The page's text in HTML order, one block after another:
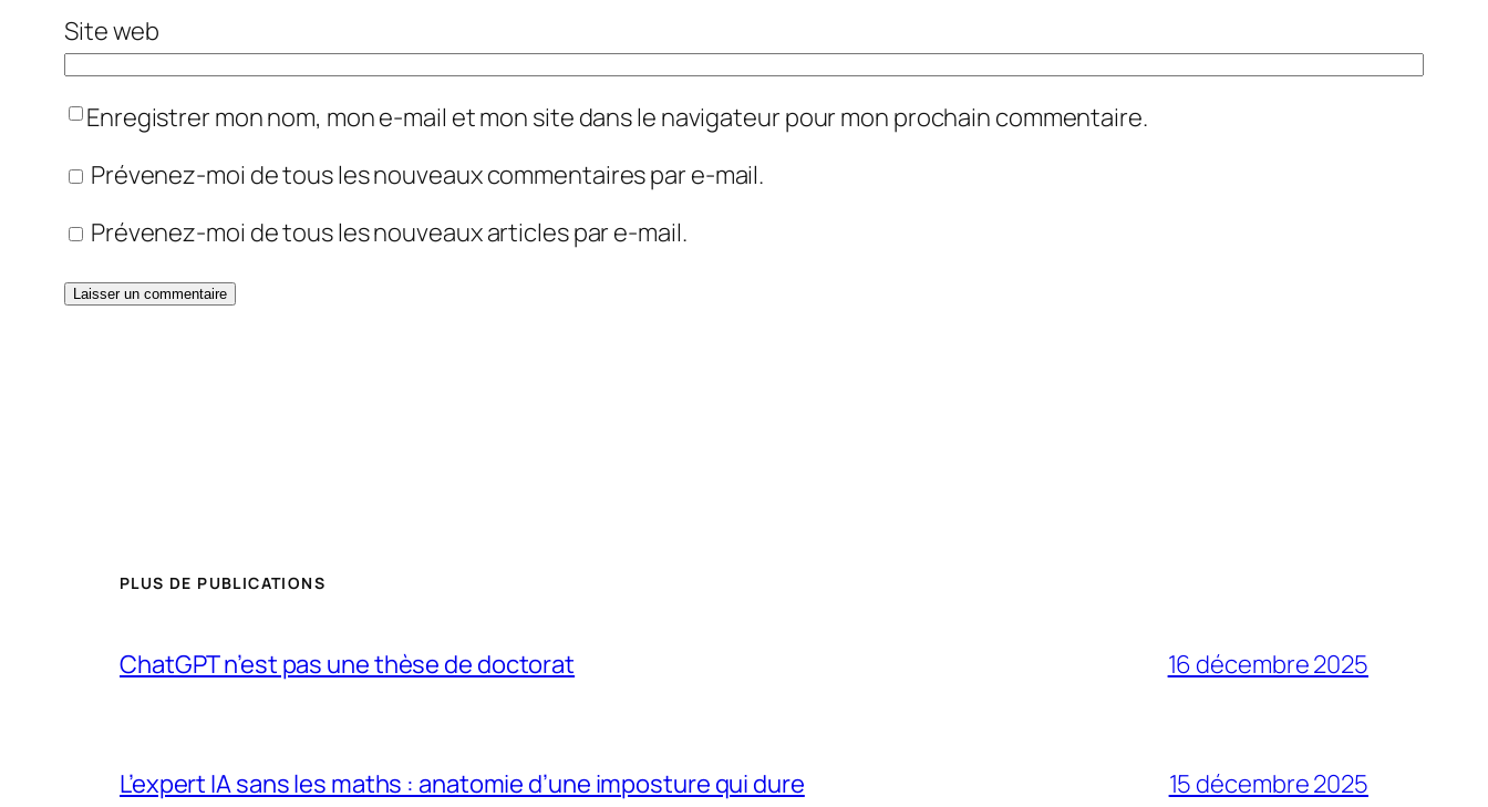
Site web
Enregistrer mon nom, mon e-mail et mon site dans le navigateur pour mon prochain commentaire.
Prévenez-moi de tous les nouveaux commentaires par e-mail.
Prévenez-moi de tous les nouveaux articles par e-mail.
PLUS DE PUBLICATIONS
ChatGPT n’est pas une thèse de doctorat 16 décembre 2025
L’expert IA sans les maths : anatomie d’une imposture qui dure 15 décembre 2025